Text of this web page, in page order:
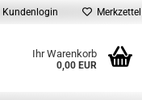
Kundenlogin Merkzettel
Ihr Warenkorb
0,00 EUR